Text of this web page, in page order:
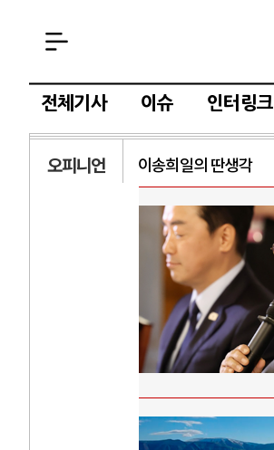
전체기사 이슈 인터링크
오피니언 이송희일의 딴생각